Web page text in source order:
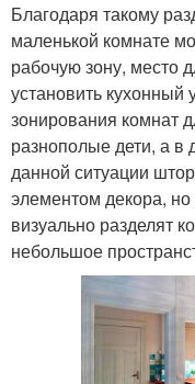
Благодаря такому
маленькой комнате
рабочую зону, место
установить кухонный
зонирования комнат
разнополые дети, а в
данной ситуации
элементом декора, но
визуально разделят
небольшое